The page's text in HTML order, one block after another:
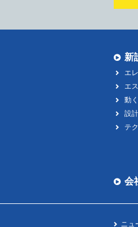
新
エ
エ
動
設
テ
会
ニュ